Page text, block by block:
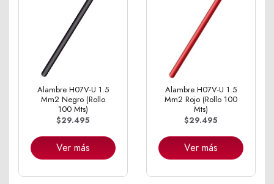
Alambre H07V-U 1.5
Mm2 Negro (Rollo
100 Mts)
$29.495
Ver más
Alambre H07V-U 1.5
Mm2 Rojo (Rollo 100
Mts)
$29.495
Ver más